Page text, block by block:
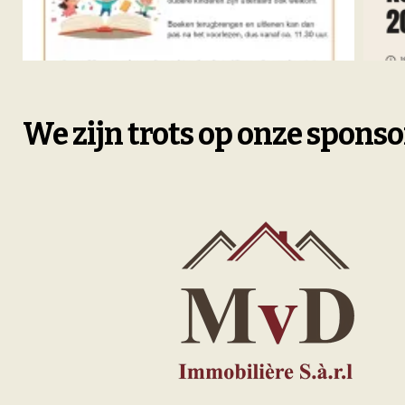
We zijn trots op onze